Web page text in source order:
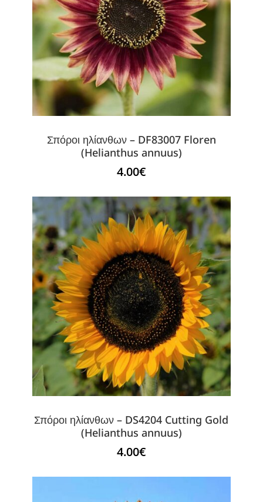
Σπόροι ηλίανθων – DF83007 Floren
(Helianthus annuus)
4.00€
Σπόροι ηλίανθων – DS4204 Cutting Gold
(Helianthus annuus)
4.00€